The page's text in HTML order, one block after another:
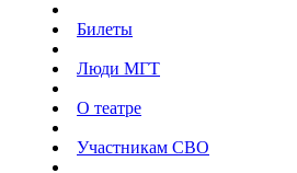
Билеты
Люди МГТ
О театре
Участникам СВО